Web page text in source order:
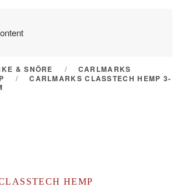
& SNÖRE
CARLMARKS
CARLMARKS CLASSTECH HEMP 3-
HEMP